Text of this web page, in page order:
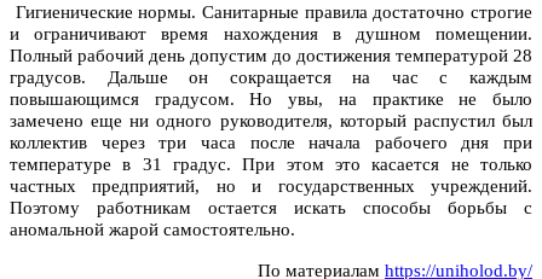
Гигиенические нормы. Санитарные правила достаточно строгие
и ограничивают время нахождения в душном помещении.
Полный рабочий день допустим до достижения температурой 28
градусов. Дальше он сокращается на час с каждым
повышающимся градусом. Но увы, на практике не было
замечено еще ни одного руководителя, который распустил был
коллектив через три часа после начала рабочего дня при
температуре в 31 градус. При этом это касается не только
частных предприятий, но и государственных учреждений.
Поэтому работникам остается искать способы борьбы с
аномальной жарой самостоятельно.
По материалам https://uniholod.by/